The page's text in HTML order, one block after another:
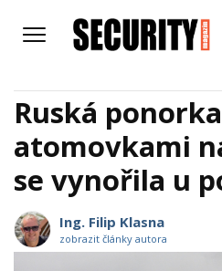
Ruská
atomovkami
se vynořila u
Ing. Filip Klasna
zobrazit články autora